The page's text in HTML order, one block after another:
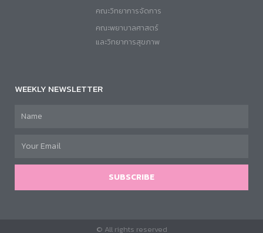
คณะวิทยาการจัดการ
คณะพยาบาลศาสตร์
และวิทยาการสุขภาพ
WEEKLY NEWSLETTER
SUBSCRIBE
© All rights reserved